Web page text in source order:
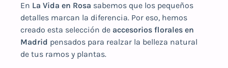
En La Vida en Rosa sabemos que los pequeños
detalles marcan la diferencia. Por eso, hemos
creado esta selección de accesorios florales en
Madrid pensados para realzar la belleza natural
de tus ramos y plantas.